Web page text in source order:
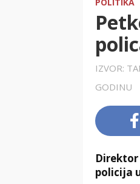
IZVOR:
GODINU
policija